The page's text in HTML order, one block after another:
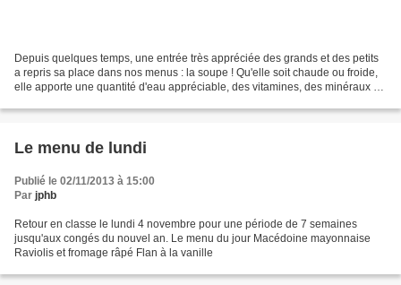
Depuis quelques temps, une entrée très appréciée des grands et des petits
a repris sa place dans nos menus : la soupe ! Qu'elle soit chaude ou froide,
elle apporte une quantité d'eau appréciable, des vitamines, des minéraux et
Le menu de lundi
Publié le 02/11/2013 à 15:00
Par jphb
Retour en classe le lundi 4 novembre pour une période de 7 semaines
jusqu'aux congés du nouvel an. Le menu du jour Macédoine mayonnaise
Raviolis et fromage râpé Flan à la vanille